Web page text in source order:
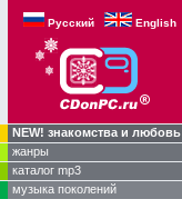
Русский English
NEW! знакомства и любовь
жанры
каталог mp3
музыка поколений